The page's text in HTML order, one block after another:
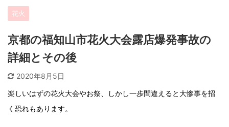
花火
京都の福知山市花火大会露店爆発事故の
詳細とその後
2020年8月5日
楽しいはずの花火大会やお祭、しかし一歩間違えると大惨事を招
く恐れもあります。